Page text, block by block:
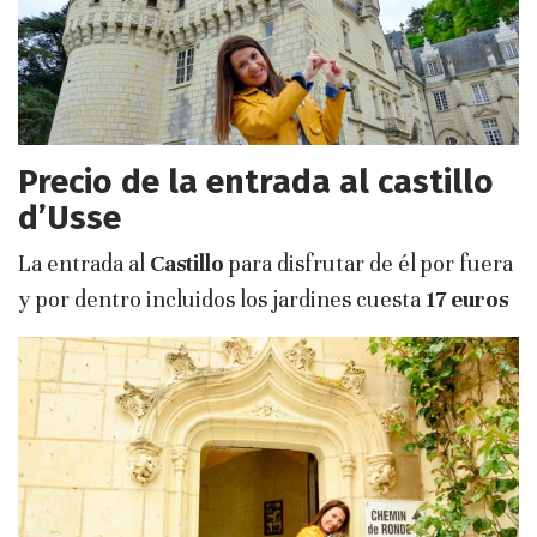
Precio de la entrada al castillo
d’Usse
La entrada al Castillo para disfrutar de él por fuera
y por dentro incluidos los jardines cuesta 17 euros